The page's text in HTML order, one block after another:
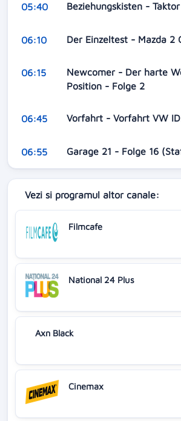
05:40 Beziehungskisten -
06:10 Der Einzeltest - Mazda 2
06:15
Newcomer - Der harte
Position - Folge 2
06:45 Vorfahrt - Vorfahrt VW
06:55 Garage 21 - Folge 16
Vezi si programul altor canale:
Filmcafe
National 24 Plus
Axn Black
Cinemax